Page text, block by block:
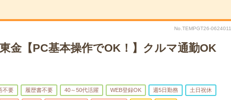
No.TEMPGT26-0624011
金【PC基本操作でOK！】クルマ通勤OK
不要 履歴書不要 40～50代活躍 WEB登録OK 週5日勤務 土日祝休